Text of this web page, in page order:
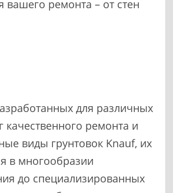
ремонта – от стен
для различных
ремонта и
виды грунтовок Knauf, их
в многообразии
до специализированных